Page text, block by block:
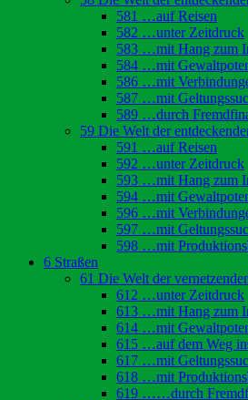
581 …auf Reisen
582 …unter Zeitdruck
583 …mit Hang zum
584 …mit
586 …mit
587 …mit
589 …durch
59 Die Welt der
591 …auf Reisen
592 …unter Zeitdruck
593 …mit Hang zum
594 …mit
596 …mit
597 …mit
598 …mit
6 Straßen
61 Die Welt der
612 …unter Zeitdruck
613 …mit Hang zum
614 …mit
615 …auf dem Weg
617 …mit
618 …mit
619 ……durch